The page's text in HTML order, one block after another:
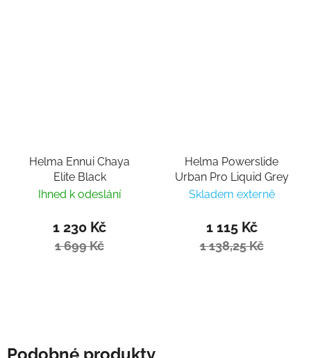
Helma Ennui Chaya
Elite Black
Ihned k odeslání
1 230 Kč
1 699 Kč
Helma Powerslide
Urban Pro Liquid Grey
Skladem externě
1 115 Kč
1 138,25 Kč